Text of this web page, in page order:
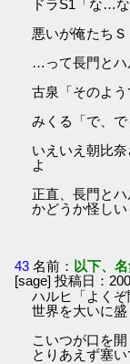
ドラS1「な…
悪いが俺たち
…って長門とハ
古泉「そのよう
みくる「で、で
いえいえ朝比
よ
正直、長門と
かどうか怪し
43 名前： 以下、
[sage] 投稿日：
ハルヒ「よく
世界を大いに盛
こいつが口を
とりあえず塞い